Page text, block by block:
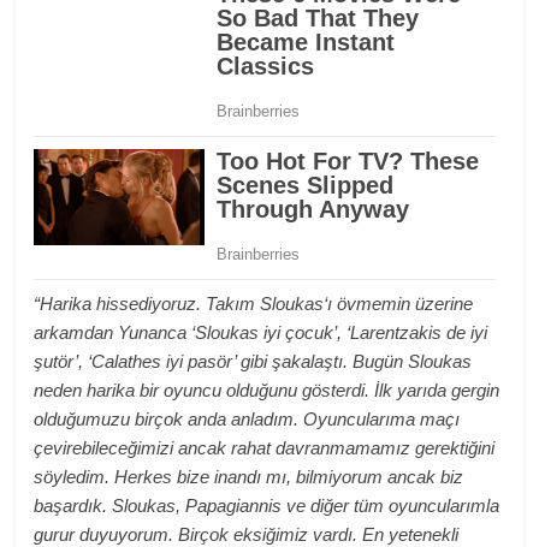
“Harika hissediyoruz. Takım Sloukas‘ı övmemin üzerine
arkamdan Yunanca ‘Sloukas iyi çocuk’, ‘Larentzakis de iyi
şutör’, ‘Calathes iyi pasör’ gibi şakalaştı. Bugün Sloukas
neden harika bir oyuncu olduğunu gösterdi. İlk yarıda gergin
olduğumuzu birçok anda anladım. Oyuncularıma maçı
çevirebileceğimizi ancak rahat davranmamamız gerektiğini
söyledim. Herkes bize inandı mı, bilmiyorum ancak biz
başardık. Sloukas, Papagiannis ve diğer tüm oyuncularımla
gurur duyuyorum. Birçok eksiğimiz vardı. En yetenekli